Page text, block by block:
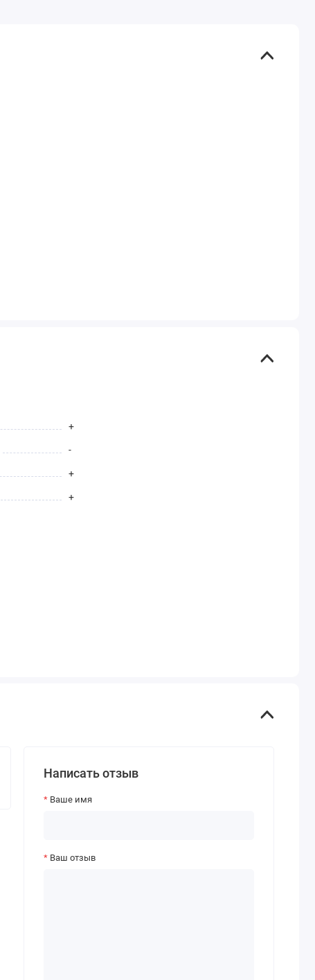
+
-
+
+
Написать отзыв
Ваше имя
Ваш отзыв